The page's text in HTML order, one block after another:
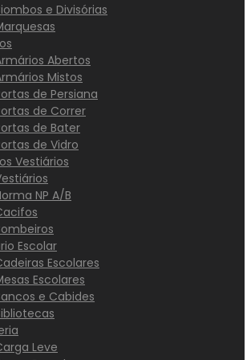
e Divisórias
Abertos
Mistos
de Persiana
de Correr
de Bater
de Vidro
Vestiários
NP A/B
Escolar
Escolares
Escolares
e Cabides
Leve